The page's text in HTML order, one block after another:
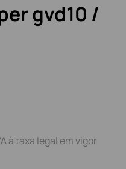
gvd10 /
à taxa legal em vigor